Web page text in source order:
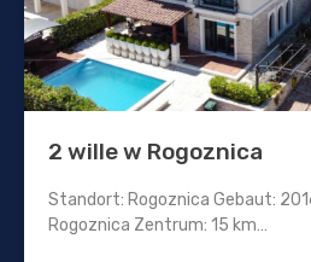
2 wille w Rogoznica
Standort: Rogoznica Gebaut:
Rogoznica Zentrum: 15 km…